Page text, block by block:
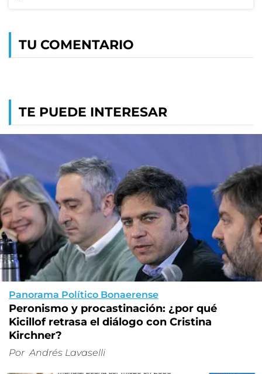
TU COMENTARIO
TE PUEDE INTERESAR
Panorama Político Bonaerense
Peronismo y procastinación: ¿por qué
Kicillof retrasa el diálogo con Cristina
Kirchner?
Por Andrés Lavaselli